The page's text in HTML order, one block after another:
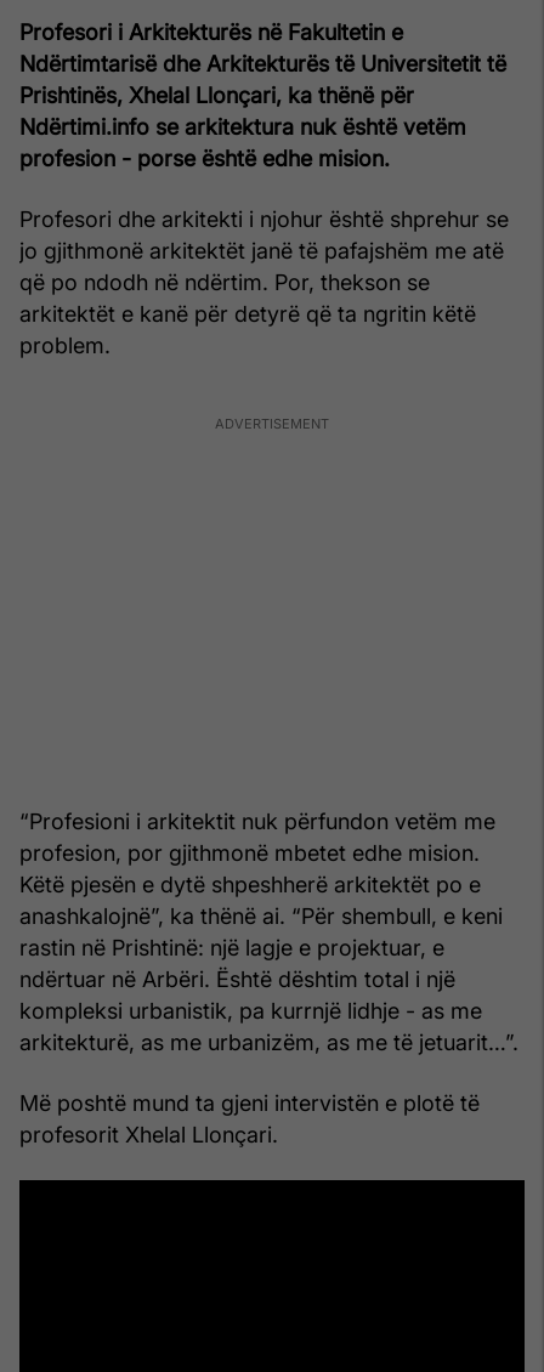
Profesori i Arkitekturës në Fakultetin e
Ndërtimtarisë dhe Arkitekturës të Universitetit të
Prishtinës, Xhelal Llonçari, ka thënë për
Ndërtimi.info se arkitektura nuk është vetëm
profesion - porse është edhe mision.
Profesori dhe arkitekti i njohur është shprehur se
jo gjithmonë arkitektët janë të pafajshëm me atë
që po ndodh në ndërtim. Por, thekson se
arkitektët e kanë për detyrë që ta ngritin këtë
problem.
“Profesioni i arkitektit nuk përfundon vetëm me
profesion, por gjithmonë mbetet edhe mision.
Këtë pjesën e dytë shpeshherë arkitektët po e
anashkalojnë”, ka thënë ai. “Për shembull, e keni
rastin në Prishtinë: një lagje e projektuar, e
ndërtuar në Arbëri. Është dështim total i një
kompleksi urbanistik, pa kurrnjë lidhje - as me
arkitekturë, as me urbanizëm, as me të jetuarit…”.
Më poshtë mund ta gjeni intervistën e plotë të
profesorit Xhelal Llonçari.